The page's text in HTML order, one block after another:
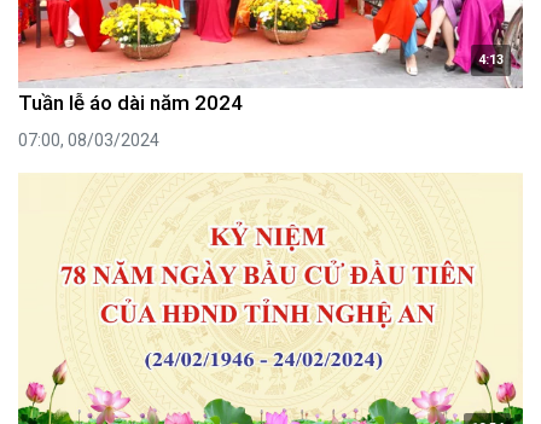
4:13
Tuần lễ áo dài năm 2024
07:00, 08/03/2024